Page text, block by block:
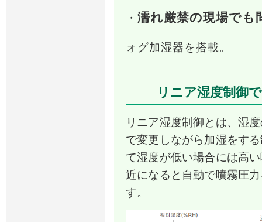
・ 濡れ厳禁の現場でも
ォグ加湿器を搭載。
リニア湿度制御
リニア湿度制御とは、湿
で変更しながら加湿をす
て湿度が低い場合には高
近になると自動で噴霧圧
す。